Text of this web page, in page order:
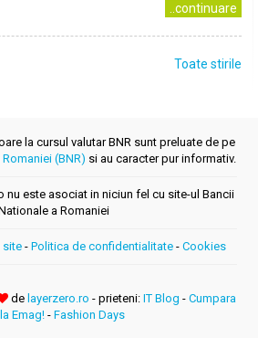
..continuare
Toate stirile
la cursul valutar BNR sunt preluate de pe
(BNR) si au caracter pur informativ.
nu este asociat in niciun fel cu site-ul Bancii
a Romaniei
site - Politica de confidentialitate - Cookies
de layerzero.ro - prieteni: IT Blog - Cumpara
Emag!- Fashion Days